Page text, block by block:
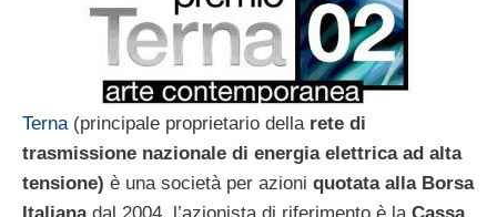
Terna (principale proprietario della rete di
trasmissione nazionale di energia elettrica ad alta
tensione) è una società per azioni quotata alla Borsa